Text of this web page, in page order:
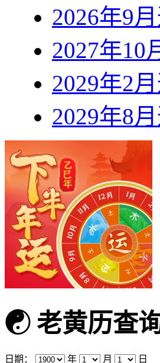
2026年9
2027年10
2029年2
2029年8
☯老黄历查
日期： 年 月 日